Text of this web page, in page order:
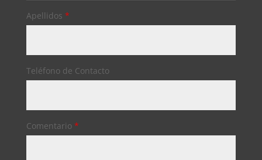
Apellidos *
Teléfono de Contacto
Comentario *